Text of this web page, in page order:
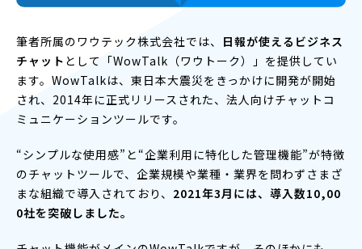
筆者所属のワウテック株式会社では、 日報が使えるビジネス
チャット として「WowTalk（ワウトーク）」を提供してい
ます。WowTalkは、東日本大震災をきっかけに開発が開始
され、2014年に正式リリースされた、法人向けチャットコ
ミュニケーションツールです。
“シンプルな使用感”と“企業利用に特化した管理機能”が特徴
のチャットツールで、企業規模や業種・業界を問わずさまざ
まな組織で導入されており、 2021年3月には、導入数10,00
0社を突破しました。